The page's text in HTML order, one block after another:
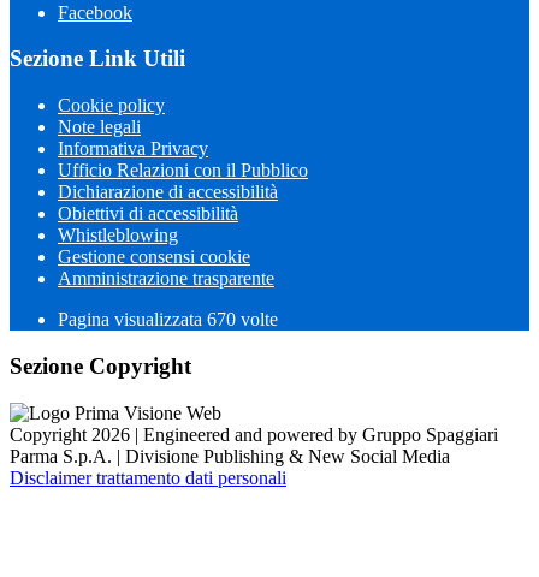
Facebook
Sezione Link Utili
Cookie policy
Note legali
Informativa Privacy
Ufficio Relazioni con il Pubblico
Dichiarazione di accessibilità
Obiettivi di accessibilità
Whistleblowing
Gestione consensi cookie
Amministrazione trasparente
Pagina visualizzata 670 volte
Sezione Copyright
Copyright 2026 | Engineered and powered by Gruppo Spaggiari
Parma S.p.A. | Divisione Publishing & New Social Media
Disclaimer trattamento dati personali